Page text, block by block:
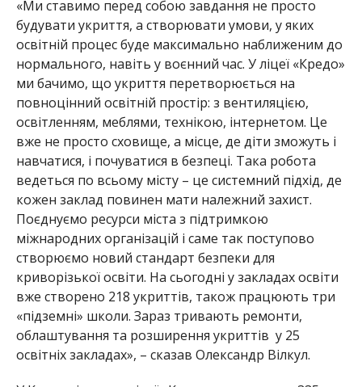
«Ми ставимо перед собою завдання не просто
будувати укриття, а створювати умови, у яких
освітній процес буде максимально наближеним до
нормального, навіть у воєнний час. У ліцеї «Кредо»
ми бачимо, що укриття перетворюється на
повноцінний освітній простір: з вентиляцією,
освітленням, меблями, технікою, інтернетом. Це
вже не просто сховище, а місце, де діти зможуть і
навчатися, і почуватися в безпеці. Така робота
ведеться по всьому місту – це системний підхід, де
кожен заклад повинен мати належний захист.
Поєднуємо ресурси міста з підтримкою
міжнародних організацій і саме так поступово
створюємо новий стандарт безпеки для
криворізької освіти. На сьогодні у закладах освіти
вже створено 218 укриттів, також працюють три
«підземні» школи. Зараз тривають ремонти,
облаштування та розширення укриттів у 25
освітніх закладах», – сказав Олександр Вілкул.